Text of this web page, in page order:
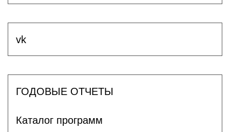
vk
ГОДОВЫЕ ОТЧЕТЫ
Каталог программ